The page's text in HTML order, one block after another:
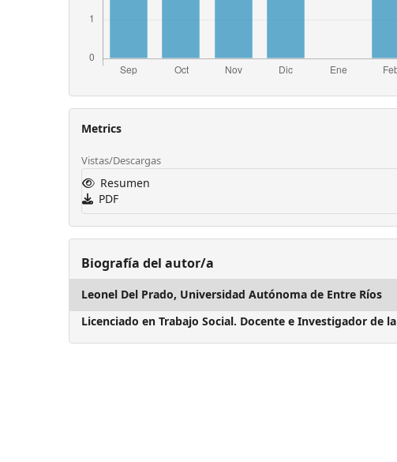
Metrics
Vistas/Descargas
Resumen
PDF
Biografía del autor/a
Leonel Del Prado, Universidad Autónoma de Entre Ríos
Licenciado en Trabajo Social. Docente e Investigador de la